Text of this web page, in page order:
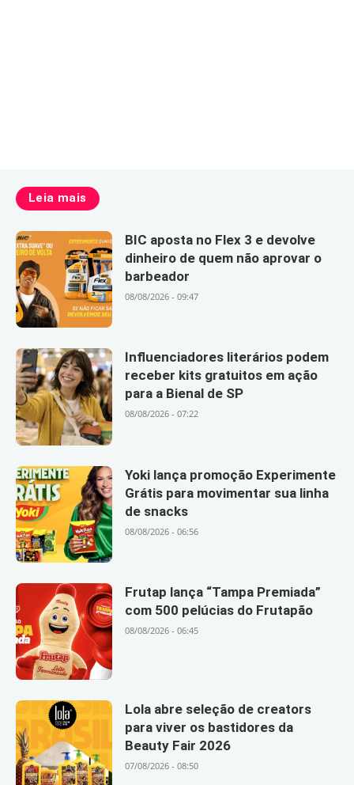
Leia mais
BIC aposta no Flex 3 e devolve
dinheiro de quem não aprovar o
barbeador
08/08/2026 - 09:47
Influenciadores literários podem
receber kits gratuitos em ação
para a Bienal de SP
08/08/2026 - 07:22
Yoki lança promoção Experimente
Grátis para movimentar sua linha
de snacks
08/08/2026 - 06:56
Frutap lança “Tampa Premiada”
com 500 pelúcias do Frutapão
08/08/2026 - 06:45
Lola abre seleção de creators
para viver os bastidores da
Beauty Fair 2026
07/08/2026 - 08:50